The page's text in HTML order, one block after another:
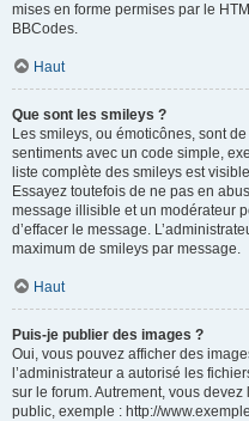
mises en forme permises par le
BBCodes.
Haut
Que sont les smileys ?
Les smileys, ou émoticônes, sont
sentiments avec un code simple,
liste complète des smileys est
Essayez toutefois de ne pas en
message illisible et un modérateur
d’effacer le message.
maximum de smileys par message.
Haut
Puis-je publier des images ?
Oui, vous pouvez afficher des
l’administrateur a autorisé les
sur le forum. Autrement, vous
public, exemple : http://